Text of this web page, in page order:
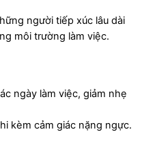
người tiếp xúc lâu dài
môi trường làm việc.
ngày làm việc, giảm nhẹ
kèm cảm giác nặng ngực.